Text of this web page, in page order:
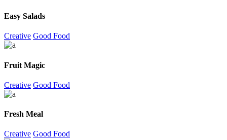
Easy Salads
Creative Good Food
Fruit Magic
Creative Good Food
Fresh Meal
Creative Good Food